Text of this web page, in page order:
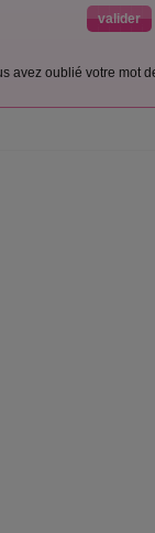
avez oublié votre mot